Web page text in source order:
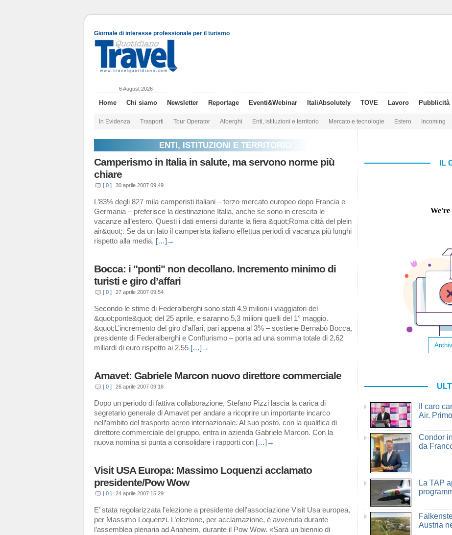
Giornale di interesse professionale per il turismo
6 August 2026
Home Chi siamo Newsletter Reportage Eventi&Webinar ItaliAbsolutely TOVE Lavoro Pubblicità
In Evidenza Trasporti Tour Operator Alberghi Enti, istituzioni e territorio Mercato e tecnologie Estero Incoming
ENTI, ISTITUZIONI E TERRITORIO
Camperismo in Italia in salute, ma servono norme più
chiare
[ 0 ] 30 aprile 2007 09:49
L’83% degli 827 mila camperisti italiani – terzo mercato europeo dopo Francia e
Germania – preferisce la destinazione Italia, anche se sono in crescita le
vacanze all’estero. Questi i dati emersi durante la fiera &quot;Roma città del plein
air&quot;. Se da un lato il camperista italiano effettua periodi di vacanza più lunghi
rispetto alla media, […]→
Bocca: i "ponti" non decollano. Incremento minimo di
turisti e giro d’affari
[ 0 ] 27 aprile 2007 09:54
Secondo le stime di Federalberghi sono stati 4,9 milioni i viaggiatori del
&quot;ponte&quot; del 25 aprile, e saranno 5,3 milioni quelli del 1° maggio.
&quot;L’incremento del giro d’affari, pari appena al 3% – sostiene Bernabò Bocca,
presidente di Federalberghi e Confturismo – porta ad una somma totale di 2,62
miliardi di euro rispetto ai 2,55 […]→
Amavet: Gabriele Marcon nuovo direttore commerciale
[ 0 ] 26 aprile 2007 09:18
Dopo un periodo di fattiva collaborazione, Stefano Pizzi lascia la carica di
segretario generale di Amavet per andare a ricoprire un importante incarco
nell’ambito del trasporto aereo internazionale. Al suo posto, con la qualifica di
direttore commerciale del gruppo, entra in azienda Gabriele Marcon. Con la
nuova nomina si punta a consolidare i rapporti con […]→
Visit USA Europa: Massimo Loquenzi acclamato
presidente/Pow Wow
[ 0 ] 24 aprile 2007 15:29
E’ stata regolarizzata l’elezione a presidente dell’associazione Visit Usa europea,
per Massimo Loquenzi. L’elezione, per acclamazione, è avvenuta durante
l’assemblea plenaria ad Anaheim, durante il Pow Wow. «Sarà un biennio di
IL
Il caro
Air.
Condor
da
La TAP
Austria